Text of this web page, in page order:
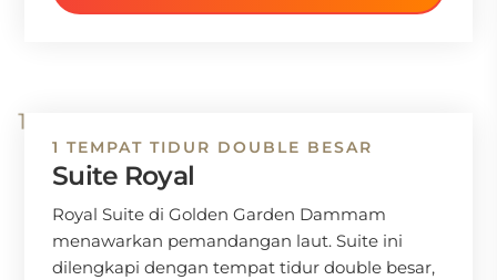
1 TEMPAT TIDUR DOUBLE BESAR
Suite Royal
Royal Suite di Golden Garden Dammam
menawarkan pemandangan laut. Suite ini
dilengkapi dengan tempat tidur double besar,